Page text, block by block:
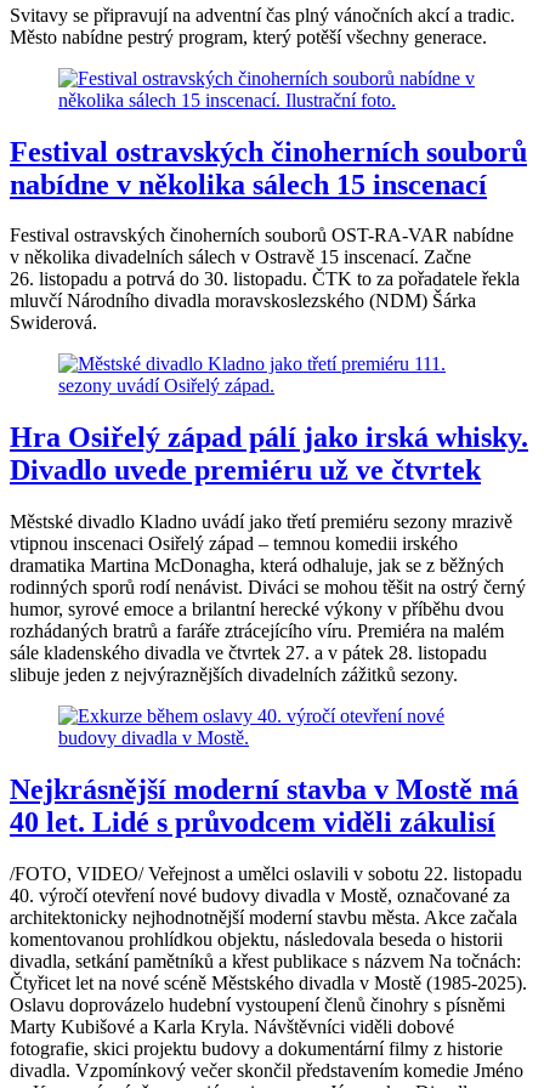
Svitavy se připravují na adventní čas plný vánočních akcí a tradic.
Město nabídne pestrý program, který potěší všechny generace.
Festival ostravských činoherních souborů
nabídne v několika sálech 15 inscenací
Festival ostravských činoherních souborů OST-RA-VAR nabídne
v několika divadelních sálech v Ostravě 15 inscenací. Začne
26. listopadu a potrvá do 30. listopadu. ČTK to za pořadatele řekla
mluvčí Národního divadla moravskoslezského (NDM) Šárka
Swiderová.
Hra Osiřelý západ pálí jako irská whisky.
Divadlo uvede premiéru už ve čtvrtek
Městské divadlo Kladno uvádí jako třetí premiéru sezony mrazivě
vtipnou inscenaci Osiřelý západ – temnou komedii irského
dramatika Martina McDonagha, která odhaluje, jak se z běžných
rodinných sporů rodí nenávist. Diváci se mohou těšit na ostrý černý
humor, syrové emoce a brilantní herecké výkony v příběhu dvou
rozhádaných bratrů a faráře ztrácejícího víru. Premiéra na malém
sále kladenského divadla ve čtvrtek 27. a v pátek 28. listopadu
slibuje jeden z nejvýraznějších divadelních zážitků sezony.
Nejkrásnější moderní stavba v Mostě má
40 let. Lidé s průvodcem viděli zákulisí
/FOTO, VIDEO/ Veřejnost a umělci oslavili v sobotu 22. listopadu
40. výročí otevření nové budovy divadla v Mostě, označované za
architektonicky nejhodnotnější moderní stavbu města. Akce začala
komentovanou prohlídkou objektu, následovala beseda o historii
divadla, setkání pamětníků a křest publikace s názvem Na točnách:
Čtyřicet let na nové scéně Městského divadla v Mostě (1985-2025).
Oslavu doprovázelo hudební vystoupení členů činohry s písněmi
Marty Kubišové a Karla Kryla. Návštěvníci viděli dobové
fotografie, skici projektu budovy a dokumentární filmy z historie
divadla. Vzpomínkový večer skončil představením komedie Jméno